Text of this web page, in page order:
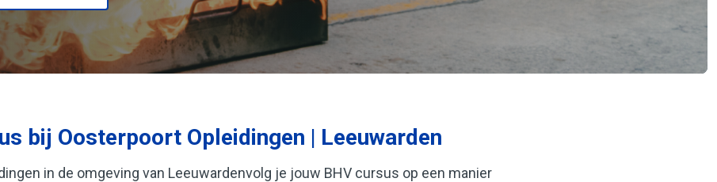
bij Oosterpoort Opleidingen | Leeuwarden
in de omgeving van Leeuwardenvolg je jouw BHV cursus op een manier